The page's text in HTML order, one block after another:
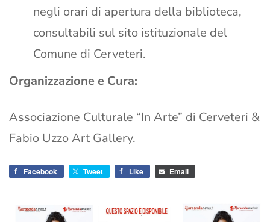
negli orari di apertura della biblioteca,
consultabili sul sito istituzionale del
Comune di Cerveteri.
Organizzazione e Cura:
Associazione Culturale “In Arte” di Cerveteri &
Fabio Uzzo Art Gallery.
Facebook Tweet Like Email